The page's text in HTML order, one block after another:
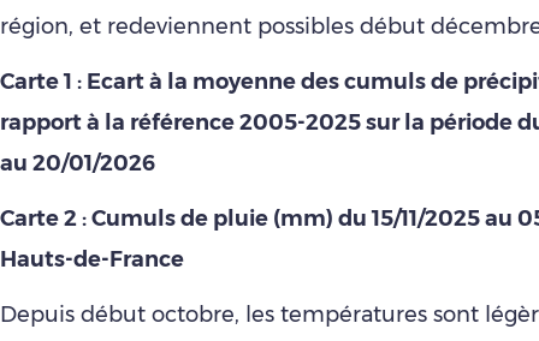
région, et redeviennent possibles début
Carte 1 : Ecart à la moyenne des cumuls de
rapport à la référence 2005-2025 sur la période
au 20/01/2026
Carte 2 : Cumuls de pluie (mm) du 15/11/2025 au
Hauts-de-France
Depuis début octobre, les températures sont